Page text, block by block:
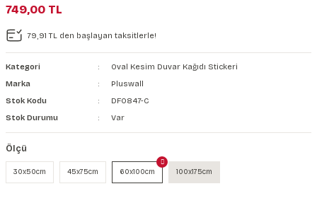
Taş Desenli Duvar Kağıdı
Duvar Kanvası
749,00 TL
79,91 TL den başlayan taksitlerle!
Kategori
Oval Kesim Duvar Kağıdı Stickeri
Marka
Pluswall
Stok Kodu
DF0847-C
Stok Durumu
Var
Ölçü
30x50cm 45x75cm 60x100cm 100x175cm